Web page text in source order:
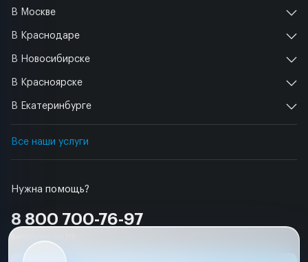
Нужна помощь?
8 800 700-76-97
В Москве
В Краснодаре
В Новосибирске
В Красноярске
В Екатеринбурге
Все наши услуги